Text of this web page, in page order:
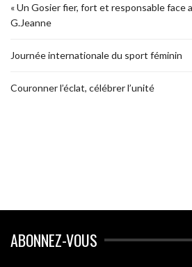
« Un Gosier fier, fort et responsable face
G.Jeanne
Journée internationale du sport féminin
Couronner l’éclat, célébrer l’unité
ABONNEZ-VOUS